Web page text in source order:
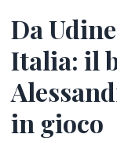
Da
Italia: il
in gioco